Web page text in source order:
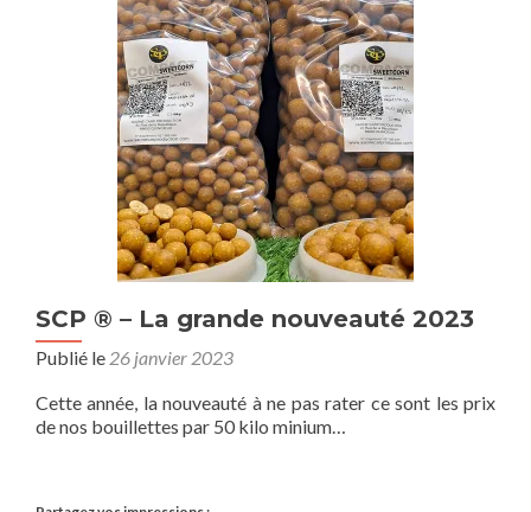
SCP ® – La grande nouveauté 2023
Publié le 26 janvier 2023
Cette année, la nouveauté à ne pas rater ce sont les prix
de nos bouillettes par 50 kilo minium…